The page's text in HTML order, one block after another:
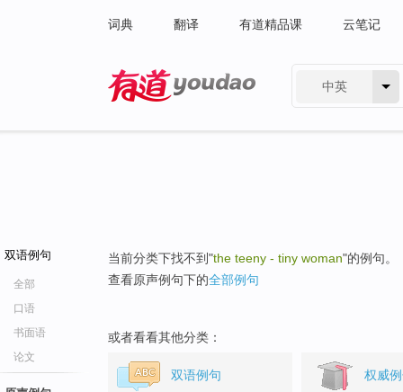
词典 翻译 有道精品课 云笔记
中英
双语例句
全部
口语
书面语
论文
当前分类下找不到"the teeny - tiny woman"的例句。
查看原声例句下的全部例句
或者看看其他分类：
双语例句 权威